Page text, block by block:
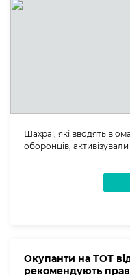
Шахраї, які вводять в
оборонців, активізували
Окупанти на ТОТ
рекомендують